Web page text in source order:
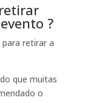
?
retirar a
que muitas
o